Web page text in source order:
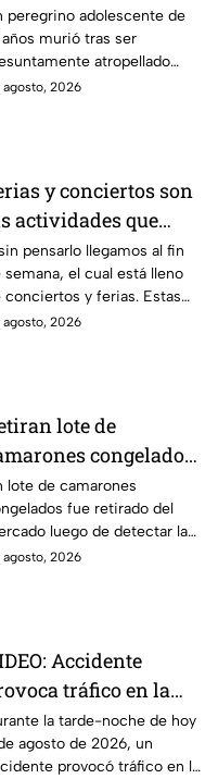
en Estado de
peregrino adolescente de
años murió tras ser
atropellado
entrenaba en
agosto, 2026
y conciertos son
actividades que
en Puebla del 7 al
agosto
pensarlo llegamos al fin
semana, el cual está lleno
conciertos y ferias. Estas
las actividades que habrá
agosto, 2026
lote de
congelados
riesgo sanitario;
salmonella en
lote de camarones
fue retirado del
luego de detectar la
de salmonella, una
agosto, 2026
Accidente
tráfico en la
México-
HOY
la tarde-noche de hoy
agosto de 2026, un
provocó tráfico en la